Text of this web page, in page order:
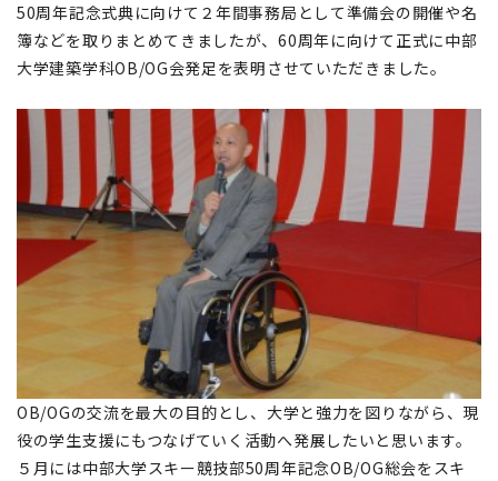
50周年記念式典に向けて２年間事務局として準備会の開催や名
簿などを取りまとめてきましたが、60周年に向けて正式に中部
大学建築学科OB/OG会発足を表明させていただきました。
OB/OGの交流を最大の目的とし、大学と強力を図りながら、現
役の学生支援にもつなげていく活動へ発展したいと思います。
５月には中部大学スキー競技部50周年記念OB/OG総会をスキ